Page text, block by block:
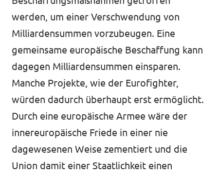
werden, um einer Verschwendung von
Milliardensummen vorzubeugen. Eine
gemeinsame europäische Beschaffung kann
dagegen Milliardensummen einsparen.
Manche Projekte, wie der Eurofighter,
würden dadurch überhaupt erst ermöglicht.
Durch eine europäische Armee wäre der
innereuropäische Friede in einer nie
dagewesenen Weise zementiert und die
Union damit einer Staatlichkeit einen